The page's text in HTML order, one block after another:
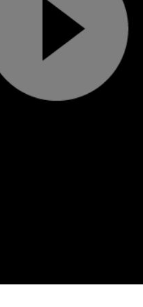
Play